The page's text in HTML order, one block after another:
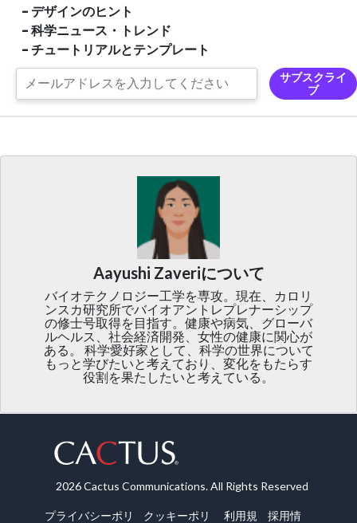
- デザインのヒント
- 科学ニュース・トレンド
- チュートリアルとテンプレート
サブスクライ
ブ
Aayushi Zaveriについて
バイオテクノロジー工学を専攻。現在、カロリ
ンスカ研究所でバイオアントレプレナーシップ
の修士号取得を目指す。健康や病気、グローバ
ルヘルス、社会経済開発、女性の健康に関心が
ある。 科学愛好家として、科学の世界について
もっと学びたいと考えており、変化をもたらす
役割を果たしたいと考えている。
2026 Cactus Communications. All Rights Reserved
プライバシーポリ クッキーポリ 利用規 採用情